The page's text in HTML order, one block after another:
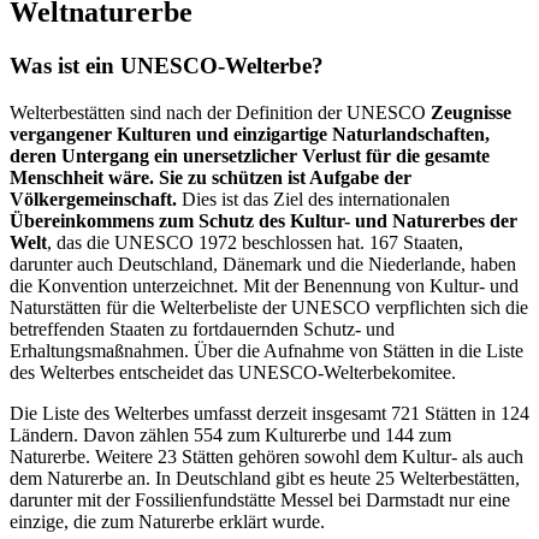
Weltnaturerbe
Was ist ein UNESCO-Welterbe?
Welterbestätten sind nach der Definition der UNESCO Zeugnisse
vergangener Kulturen und einzigartige Naturlandschaften,
deren Untergang ein unersetzlicher Verlust für die gesamte
Menschheit wäre. Sie zu schützen ist Aufgabe der
Völkergemeinschaft. Dies ist das Ziel des internationalen
Übereinkommens zum Schutz des Kultur- und Naturerbes der
Welt, das die UNESCO 1972 beschlossen hat. 167 Staaten,
darunter auch Deutschland, Dänemark und die Niederlande, haben
die Konvention unterzeichnet. Mit der Benennung von Kultur- und
Naturstätten für die Welterbeliste der UNESCO verpflichten sich die
betreffenden Staaten zu fortdauernden Schutz- und
Erhaltungsmaßnahmen. Über die Aufnahme von Stätten in die Liste
des Welterbes entscheidet das UNESCO-Welterbekomitee.
Die Liste des Welterbes umfasst derzeit insgesamt 721 Stätten in 124
Ländern. Davon zählen 554 zum Kulturerbe und 144 zum
Naturerbe. Weitere 23 Stätten gehören sowohl dem Kultur- als auch
dem Naturerbe an. In Deutschland gibt es heute 25 Welterbestätten,
darunter mit der Fossilienfundstätte Messel bei Darmstadt nur eine
einzige, die zum Naturerbe erklärt wurde.